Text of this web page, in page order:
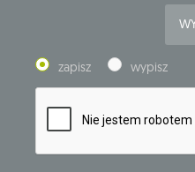
zapisz wypisz